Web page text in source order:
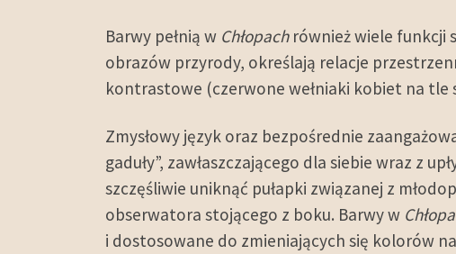
Barwy pełnią w Chłopach również wiele funkcji
obrazów przyrody, określają relacje
kontrastowe (czerwone wełniaki kobiet na
Zmysłowy język oraz bezpośrednie
gaduły”, zawłaszczającego dla siebie wraz z
szczęśliwie uniknąć pułapki związanej z
obserwatora stojącego z boku. Barwy w
i dostosowane do zmieniających się kolorów